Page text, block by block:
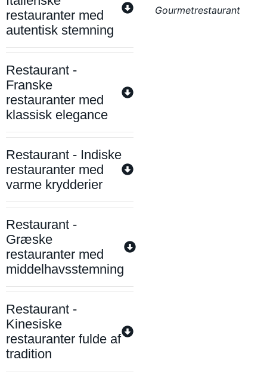
restauranter med
autentisk stemning
Restaurant -
Franske
restauranter med
klassisk elegance
Restaurant - Indiske
restauranter med
varme krydderier
Restaurant -
Græske
restauranter med
middelhavsstemning
Restaurant -
Kinesiske
restauranter fulde af
tradition
Gourmetrestaurant